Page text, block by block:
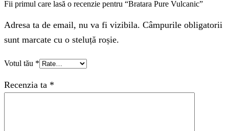
Fii primul care lasă o recenzie pentru “Bratara Pure Vulcanic”
Adresa ta de email, nu va fi vizibila. Câmpurile obligatorii
sunt marcate cu o steluță roșie.
Votul tău *
Recenzia ta *